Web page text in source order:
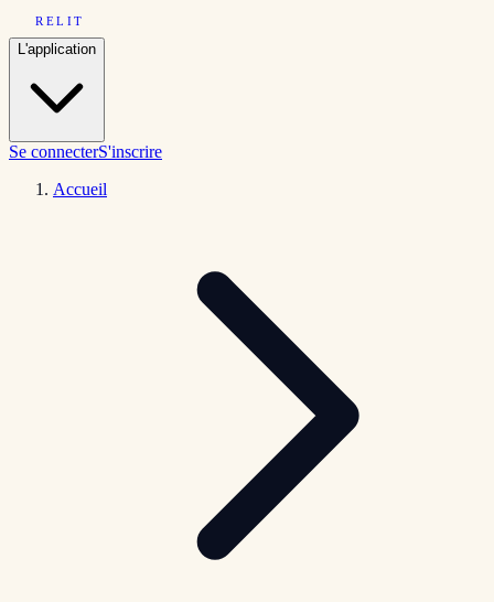
RELIT
L'application
Se connecterS'inscrire
Accueil